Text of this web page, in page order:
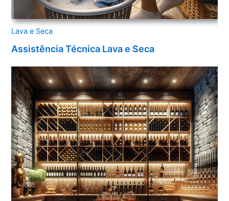
Lava e Seca
Assistência Técnica Lava e Seca